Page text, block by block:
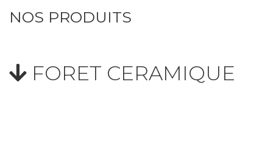
NOS PRODUITS
FORET CERAMIQUE